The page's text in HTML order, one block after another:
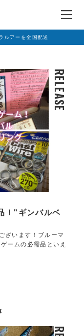
ルアーを全国配送
RELEASE
！"ギンバルベ
ざいます！ブルーマ
ームの必需品といえ